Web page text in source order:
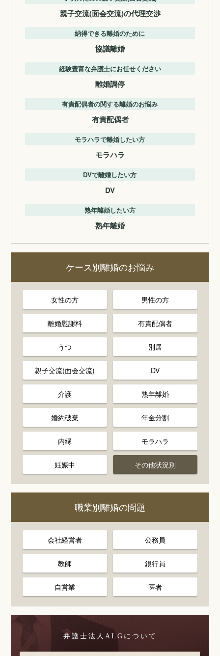
親子交流(面会交流)の代理交渉
納得できる離婚のために
協議離婚
経験豊富な弁護士にお任せください
離婚調停
有責配偶者の関する離婚のお悩み
有責配偶者
モラハラで離婚したい方
モラハラ
DVで離婚したい方
DV
熟年離婚したい方
熟年離婚
ケース別離婚のお悩み
女性の方 男性の方
離婚慰謝料 有責配偶者
うつ 別居
親子交流(面会交流) DV
介護 熟年離婚
婚約破棄 年金分割
内縁 モラハラ
妊娠中 その他状況別
職業別離婚の問題
会社経営者 公務員
教師 銀行員
自営業 医者
弁護士法人ALGについて